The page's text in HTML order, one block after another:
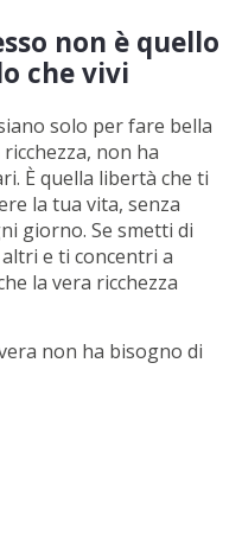
non è quello
che vivi
solo per fare bella
non ha
È quella libertà che ti
la tua vita, senza
giorno. Se smetti di
e ti concentri a
la vera ricchezza
non ha bisogno di